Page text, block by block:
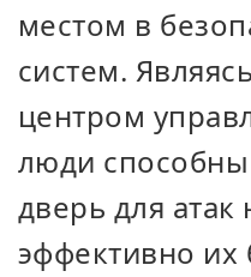
местом в
систем.
центром
люди способны
дверь для атак
эффективно их